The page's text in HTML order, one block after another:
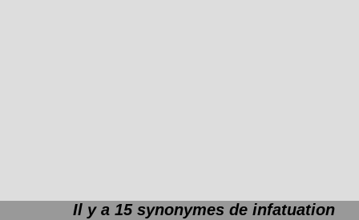
Il y a 15 synonymes de infatuation